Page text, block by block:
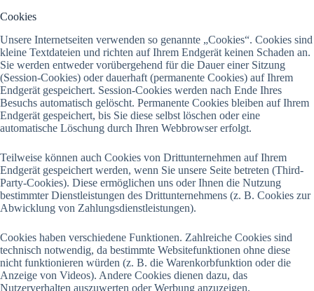
Cookies
Unsere Internetseiten verwenden so genannte „Cookies“. Cookies sind
kleine Textdateien und richten auf Ihrem Endgerät keinen Schaden an.
Sie werden entweder vorübergehend für die Dauer einer Sitzung
(Session-Cookies) oder dauerhaft (permanente Cookies) auf Ihrem
Endgerät gespeichert. Session-Cookies werden nach Ende Ihres
Besuchs automatisch gelöscht. Permanente Cookies bleiben auf Ihrem
Endgerät gespeichert, bis Sie diese selbst löschen oder eine
automatische Löschung durch Ihren Webbrowser erfolgt.
Teilweise können auch Cookies von Drittunternehmen auf Ihrem
Endgerät gespeichert werden, wenn Sie unsere Seite betreten (Third-
Party-Cookies). Diese ermöglichen uns oder Ihnen die Nutzung
bestimmter Dienstleistungen des Drittunternehmens (z. B. Cookies zur
Abwicklung von Zahlungsdienstleistungen).
Cookies haben verschiedene Funktionen. Zahlreiche Cookies sind
technisch notwendig, da bestimmte Websitefunktionen ohne diese
nicht funktionieren würden (z. B. die Warenkorbfunktion oder die
Anzeige von Videos). Andere Cookies dienen dazu, das
Nutzerverhalten auszuwerten oder Werbung anzuzeigen.